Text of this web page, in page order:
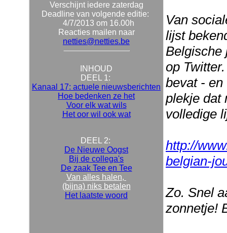
Verschijnt iedere zaterdag
Deadline van volgende editie:
4/7/2013 om 16.00h
Reacties mailen naar
netties@netties.be
INHOUD
DEEL 1:
Kanaal 17: actuele nieuwsberichten
Hoe bedenken ze het
Voor elk wat wils
Het oor wil ook wat
DEEL 2:
De Nieuwe Oogst
Bij de collega's
De zaak Tee en Tee
Van alles halen,
(bijna) niks betalen
Het laatste woord
Van
lijst
Belgische
op
bevat -
plekje dat
volledige
http://
belgian-
Zo. Snel
zonnetje!